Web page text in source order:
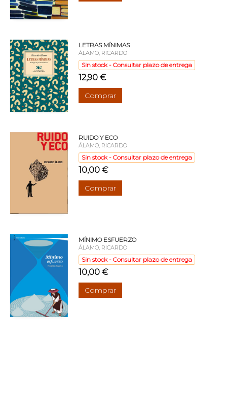
LETRAS MÍNIMAS
ÁLAMO, RICARDO
Sin stock - Consultar plazo de entrega
12,90 €
Comprar
RUIDO Y ECO
ÁLAMO, RICARDO
Sin stock - Consultar plazo de entrega
10,00 €
Comprar
MÍNIMO ESFUERZO
ÁLAMO, RICARDO
Sin stock - Consultar plazo de entrega
10,00 €
Comprar